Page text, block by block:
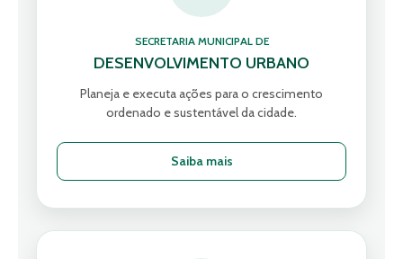
SECRETARIA MUNICIPAL DE
DESENVOLVIMENTO URBANO
Planeja e executa ações para o crescimento
ordenado e sustentável da cidade.
Saiba mais